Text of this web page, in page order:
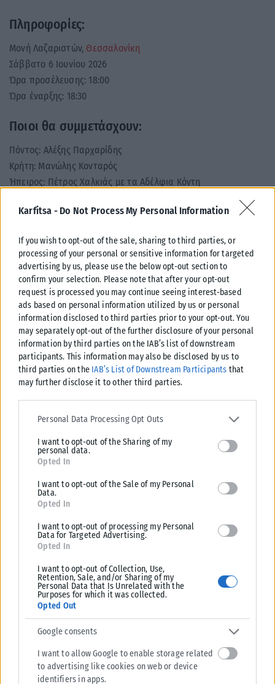
Karfitsa - Do Not Process My Personal Information
If you wish to opt-out of the sale, sharing to third parties, or
processing of your personal or sensitive information for targeted
advertising by us, please use the below opt-out section to
confirm your selection. Please note that after your opt-out
request is processed you may continue seeing interest-based
ads based on personal information utilized by us or personal
information disclosed to third parties prior to your opt-out. You
may separately opt-out of the further disclosure of your personal
information by third parties on the IAB’s list of downstream
participants. This information may also be disclosed by us to
third parties on the IAB’s List of Downstream Participants that
may further disclose it to other third parties.
Please note that this website/app uses one or more Google
services and may gather and store information including but not
deny consent to Google and its third-party tags to use your data
for below specified purposes in below Google consent section.
Personal Data Processing Opt Outs
I want to opt-out of the Sharing of my
personal data.
Opted In
I want to opt-out of the Sale of my Personal
Data.
Opted In
I want to opt-out of processing my Personal
Data for Targeted Advertising.
Opted In
I want to opt-out of Collection, Use,
Retention, Sale, and/or Sharing of my
Personal Data that Is Unrelated with the
Purposes for which it was collected.
Opted Out
Google consents
I want to allow Google to enable storage related
to advertising like cookies on web or device
identifiers in apps.
Πληροφορίες:
Μονή Λαζαριστών, Θεσσαλονίκη
Σάββατο 6 Ιουνίου 2026
Ώρα προσέλευσης: 18:00
Ώρα έναρξης: 18:30
Ποιοι θα συμμετάσχουν:
Πόντος: Αλέξης Παρχαρίδης
Κρήτη: Μανώλης Κονταρός
Ήπειρος: Πέτρος Χαλκιάς με τα Αδέλφια Κόντη
Μακεδονία: Broza Banda.
Αλ. Παρχαρίδης στην Κ: Θα είμαι αχάριστος
απέναντι στο Θεό εάν δεν αγωνιστώ για την
ποντιακή μουσική παράδοση
Tags: Αλέξης Παρχαρίδης Βάκχαι Φεστ ΘΕΣΣΑΛΟΝΙΚΗ
Μονή Λαζαριστών
LIFESTYLE
Η Ελίζαμπεθ Ελέτσι πήρε την ευχή για τον γιο της στον Άγιο
Νεκτάριο – Η συγκινητική ανάρτηση
της φίλους η Ελίζαμπεθ Ελέτσι, η οποία επισκέφθηκε μαζί με τον
σύζυγό...